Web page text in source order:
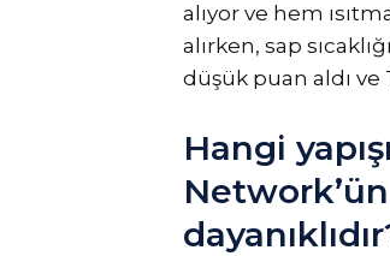
alıyor ve hem
alırken, sap
düşük puan aldı ve
Hangi